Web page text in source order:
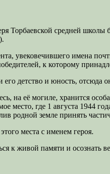
Торбаевской средней школы
увековечившего имена
к которому
детство и юность, отсюда
на её могиле, хранится
место, где 1 августа 1944
родной земле принять
места с именем героя.
живой памяти и осознать